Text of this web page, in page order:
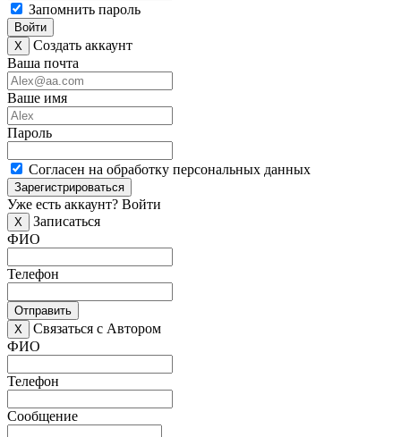
Запомнить пароль
Войти
X
Создать аккаунт
Ваша почта
Ваше имя
Пароль
Согласен на обработку персональных данных
Зарегистрироваться
Уже есть аккаунт? Войти
X
Записаться
ФИО
Телефон
Отправить
X
Связаться с Автором
ФИО
Телефон
Сообщение